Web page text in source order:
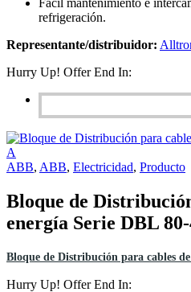
Fácil mantenimiento e
refrigeración.
Representante/distribuidor:
Hurry Up! Offer End In:
ABB, ABB, Electricidad, Producto
Bloque de
energía Serie DBL
Bloque de Distribución para cables
Hurry Up! Offer End In: